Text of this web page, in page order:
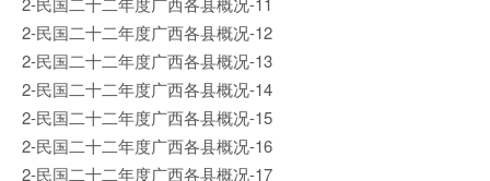
2-民国二十二年度广西各县概况-12
2-民国二十二年度广西各县概况-13
2-民国二十二年度广西各县概况-14
2-民国二十二年度广西各县概况-15
2-民国二十二年度广西各县概况-16
2-民国二十二年度广西各县概况-17